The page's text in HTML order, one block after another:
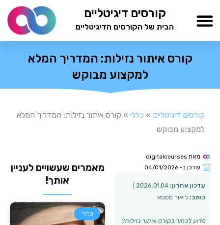
לתוכן
קורסים דיגיטליים
הבית של הקורסים הדיגיטליים
קורס איתור נזילות: המדריך המלא
למקצוע מבוקש
קורסים דיגיטליים » כללי » קורס איתור נזילות: המדריך המלא
למקצוע מבוקש
מאת
עודכן ב- 04/01/2026
עדכון אחרון:
כותב: ליאור טסטא
מדוע לבחור בקורס איתור נזילות?
מאמרים שעשויים לעניין
אותך!
כללי